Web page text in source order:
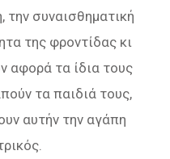
συναισθηματική
της φροντίδας κι
αφορά τα ίδια τους
τα παιδιά τους,
αυτήν την αγάπη